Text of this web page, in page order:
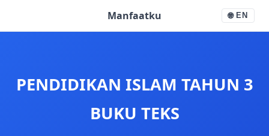
Manfaatku 🌐 EN
PENDIDIKAN ISLAM TAHUN 3
BUKU TEKS